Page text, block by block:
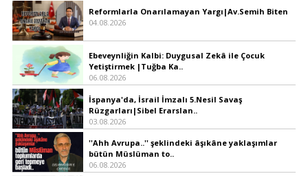
Reformlarla Onarılamayan Yargı|Av.Semih Biten
04.08.2026
Ebeveynliğin Kalbi: Duygusal Zekâ ile Çocuk
Yetiştirmek |Tuğba Ka..
06.08.2026
İspanya'da, İsrail İmzalı 5.Nesil Savaş
Rüzgarları|Sibel Erarslan..
03.08.2026
''Ahh Avrupa..'' şeklindeki âşıkâne yaklaşımlar
bütün Müslüman to..
06.08.2026